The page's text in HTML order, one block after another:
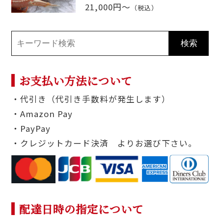
21,000円～ （税込）
お支払い方法について
・代引き（代引き手数料が発生します）
・Amazon Pay
・PayPay
・クレジットカード決済 よりお選び下さい。
配達日時の指定について